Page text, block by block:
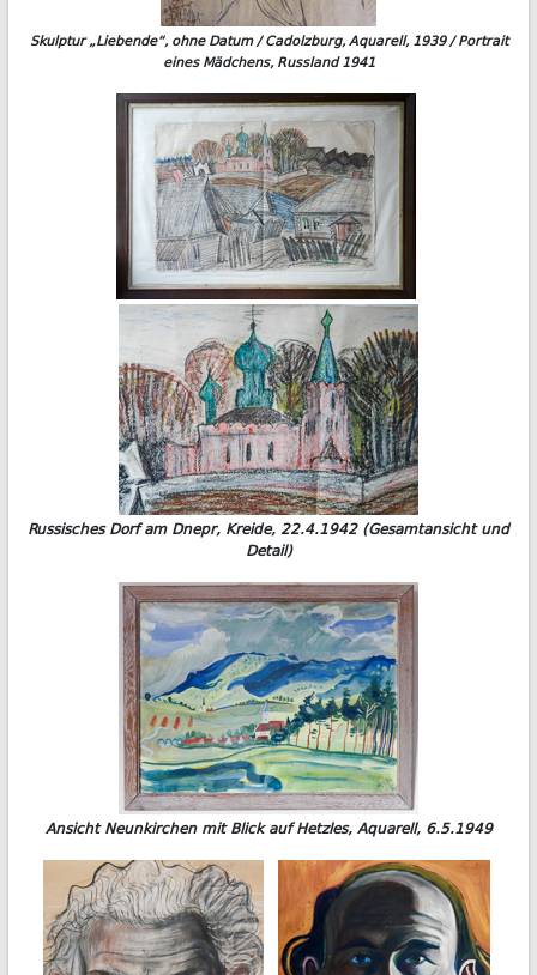
Skulptur „Liebende“, ohne Datum / Cadolzburg, Aquarell, 1939 / Portrait
eines Mädchens, Russland 1941
Russisches Dorf am Dnepr, Kreide, 22.4.1942 (Gesamtansicht und
Detail)
Ansicht Neunkirchen mit Blick auf Hetzles, Aquarell, 6.5.1949